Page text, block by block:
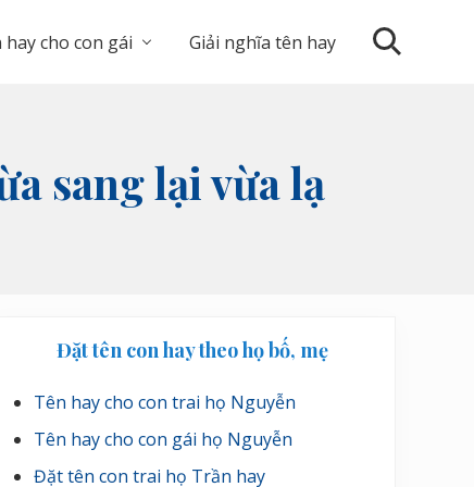
hay cho con gái Giải nghĩa tên hay Search
sang lại vừa lạ
SidebarĐặt tên con hay theo họ bố, mẹ
Tên hay cho con trai họ Nguyễn
Tên hay cho con gái họ Nguyễn
Đặt tên con trai họ Trần hay